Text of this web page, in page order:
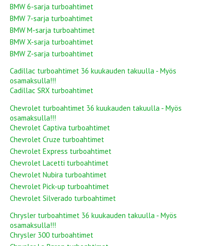
BMW 6-sarja turboahtimet
BMW 7-sarja turboahtimet
BMW M-sarja turboahtimet
BMW X-sarja turboahtimet
BMW Z-sarja turboahtimet
Cadillac turboahtimet 36 kuukauden takuulla - Myös
osamaksulla!!!
Cadillac SRX turboahtimet
Chevrolet turboahtimet 36 kuukauden takuulla - Myös
osamaksulla!!!
Chevrolet Captiva turboahtimet
Chevrolet Cruze turboahtimet
Chevrolet Express turboahtimet
Chevrolet Lacetti turboahtimet
Chevrolet Nubira turboahtimet
Chevrolet Pick-up turboahtimet
Chevrolet Silverado turboahtimet
Chrysler turboahtimet 36 kuukauden takuulla - Myös
osamaksulla!!!
Chrysler 300 turboahtimet